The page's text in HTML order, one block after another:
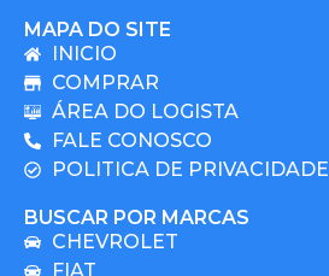
MAPA DO SITE
INICIO
COMPRAR
ÁREA DO LOGISTA
FALE CONOSCO
POLITICA DE PRIVACIDADE
BUSCAR POR MARCAS
CHEVROLET
FIAT